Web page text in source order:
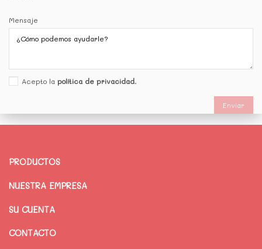
Mensaje
Acepto la política de privacidad.
PRODUCTOS
NUESTRA EMPRESA
SU CUENTA
CONTACTO